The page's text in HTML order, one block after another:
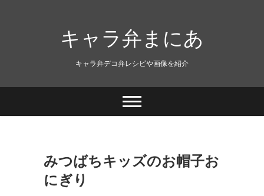
キャラ弁まにあ
キャラ弁デコ弁レシピや画像を紹介
みつばちキッズのお帽子お
にぎり